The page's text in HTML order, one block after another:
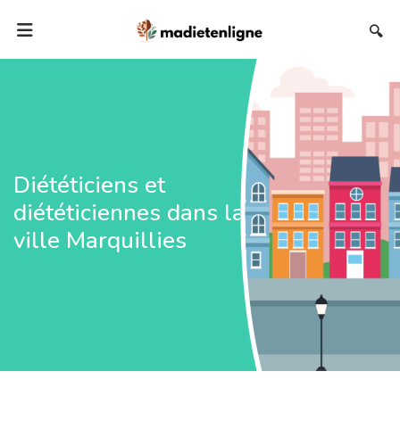
🔍
Diététiciens et
diététiciennes dans la
ville Marquillies